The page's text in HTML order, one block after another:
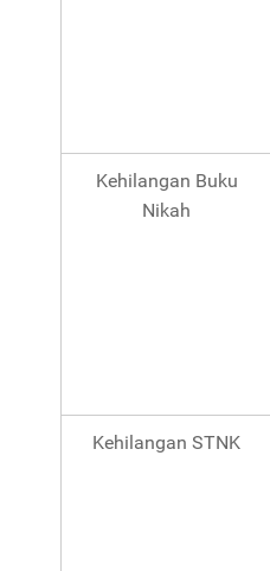
Kehilangan Buku
Nikah
Kehilangan STNK